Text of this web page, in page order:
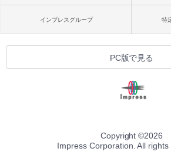
インプレスグループ 特
PC版で見る
Copyright ©2026
Impress Corporation. All rights